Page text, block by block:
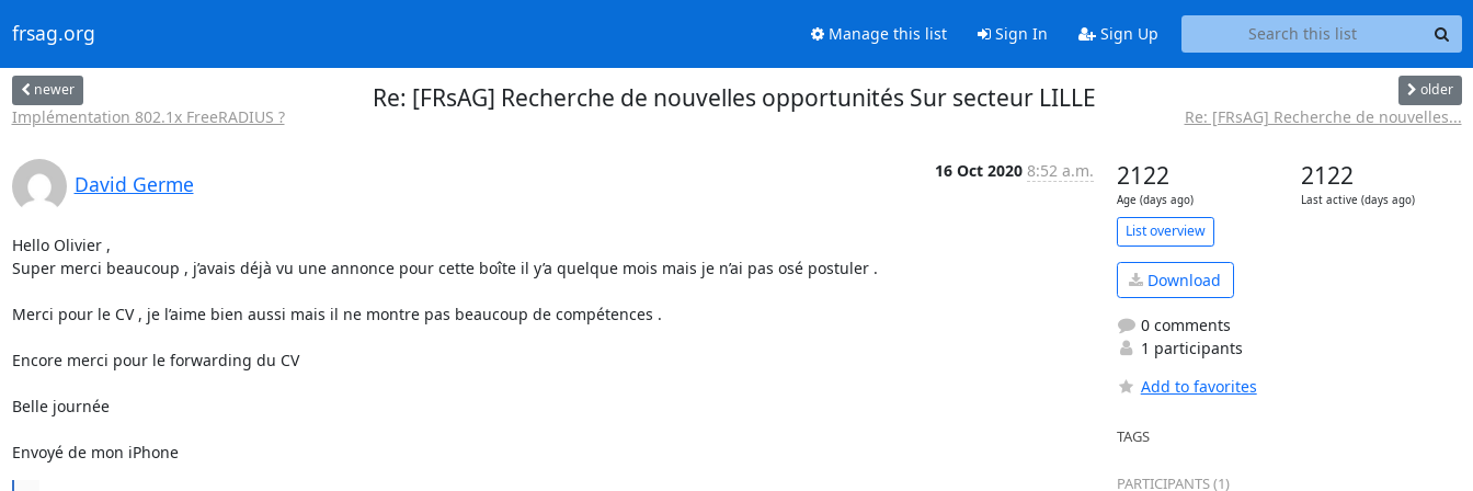
frsag.org Manage this list Sign In Sign Up
newer
Implémentation 802.1x FreeRADIUS ?
Re: [FRsAG] Recherche de nouvelles opportunités Sur secteur LILLE older
Re: [FRsAG] Recherche de nouvelles...
David Germe
16 Oct 2020 8:52 a.m.
Hello Olivier ,
Super merci beaucoup , j’avais déjà vu une annonce pour cette boîte il y’a quelque mois mais je n’ai pas osé postuler .
Merci pour le CV , je l’aime bien aussi mais il ne montre pas beaucoup de compétences .
Encore merci pour le forwarding du CV
Belle journée
Envoyé de mon iPhone
2122
Age (days ago)
2122
Last active (days ago)
List overview
Download
0 comments
1 participants
Add to favorites
TAGS
PARTICIPANTS (1)